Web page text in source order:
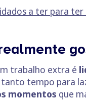
a ter para ter
trabalho extra é
tempo para
momentos que